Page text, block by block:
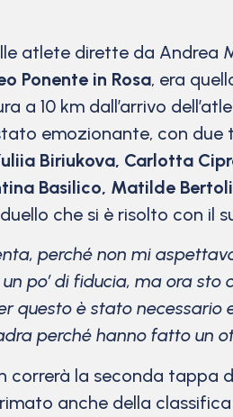
atlete dirette da Andrea
Ponente in Rosa, era
a 10 km dall’arrivo
emozionante, con due
Biriukova, Carlotta
Basilico, Matilde
che si è risolto con il
perché non mi
po’ di fiducia, ma ora
questo è stato
perché hanno fatto un
correrà la seconda tappa
anche della